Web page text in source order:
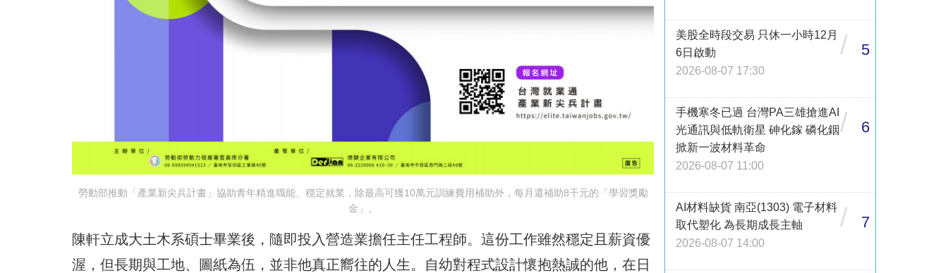
勞動部推動「產業新尖兵計畫」協助青年精進職能、穩定就業，除最高可獲10萬元訓練費用補助外，每月還補助8千元的「學習獎勵
金」。
陳軒立成大土木系碩士畢業後，隨即投入營造業擔任主任工程師。這份工作雖然穩定且薪資優
渥，但長期與工地、圖紙為伍，並非他真正嚮往的人生。自幼對程式設計懷抱熱誠的他，在日
美股全時段交易 只休一小時12月
6日啟動
2026-08-07 17:30
/ 5
手機寒冬已過 台灣PA三雄搶進AI
光通訊與低軌衛星 砷化鎵 磷化銦
掀新一波材料革命
2026-08-07 11:00
/ 6
AI材料缺貨 南亞(1303) 電子材料
取代塑化 為長期成長主軸
2026-08-07 14:00
/ 7